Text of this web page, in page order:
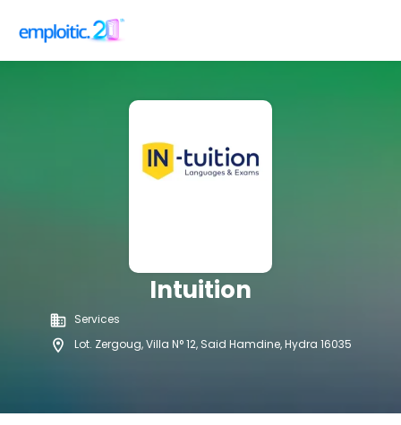
Intuition
Services
Lot. Zergoug, Villa N° 12, Said Hamdine, Hydra 16035